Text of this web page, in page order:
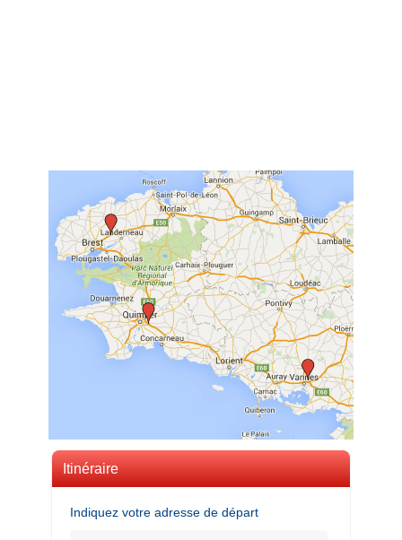
Itinéraire
Indiquez votre adresse de départ